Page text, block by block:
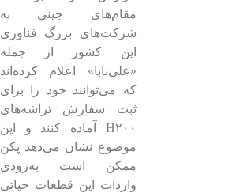
مقام‌های چینی به
شرکت‌های بزرگ فناوری
این کشور از جمله
«علی‌بابا» اعلام کرده‌اند
که می‌توانند خود را برای
ثبت سفارش تراشه‌های
H۲۰۰ آماده کنند و این
موضوع نشان می‌دهد پکن
ممکن است به‌زودی
واردات این قطعات حیاتی